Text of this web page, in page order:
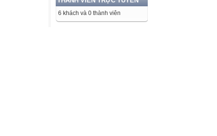
6 khách và 0 thành viên